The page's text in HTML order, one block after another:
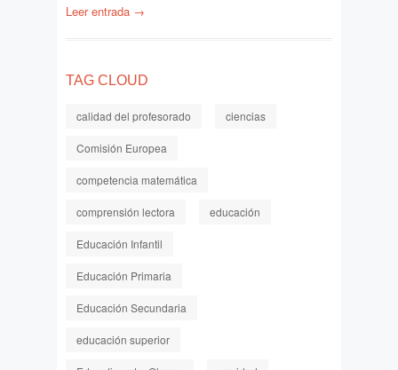
Leer entrada →
TAG CLOUD
calidad del profesorado ciencias
Comisión Europea
competencia matemática
comprensión lectora educación
Educación Infantil
Educación Primaria
Educación Secundaria
educación superior